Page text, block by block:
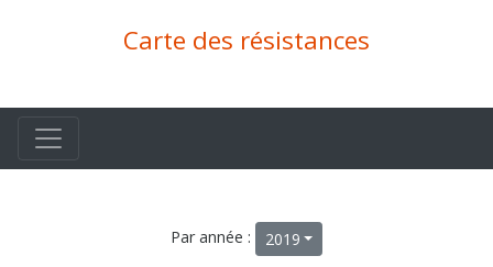
Carte des résistances
Par année : 2019